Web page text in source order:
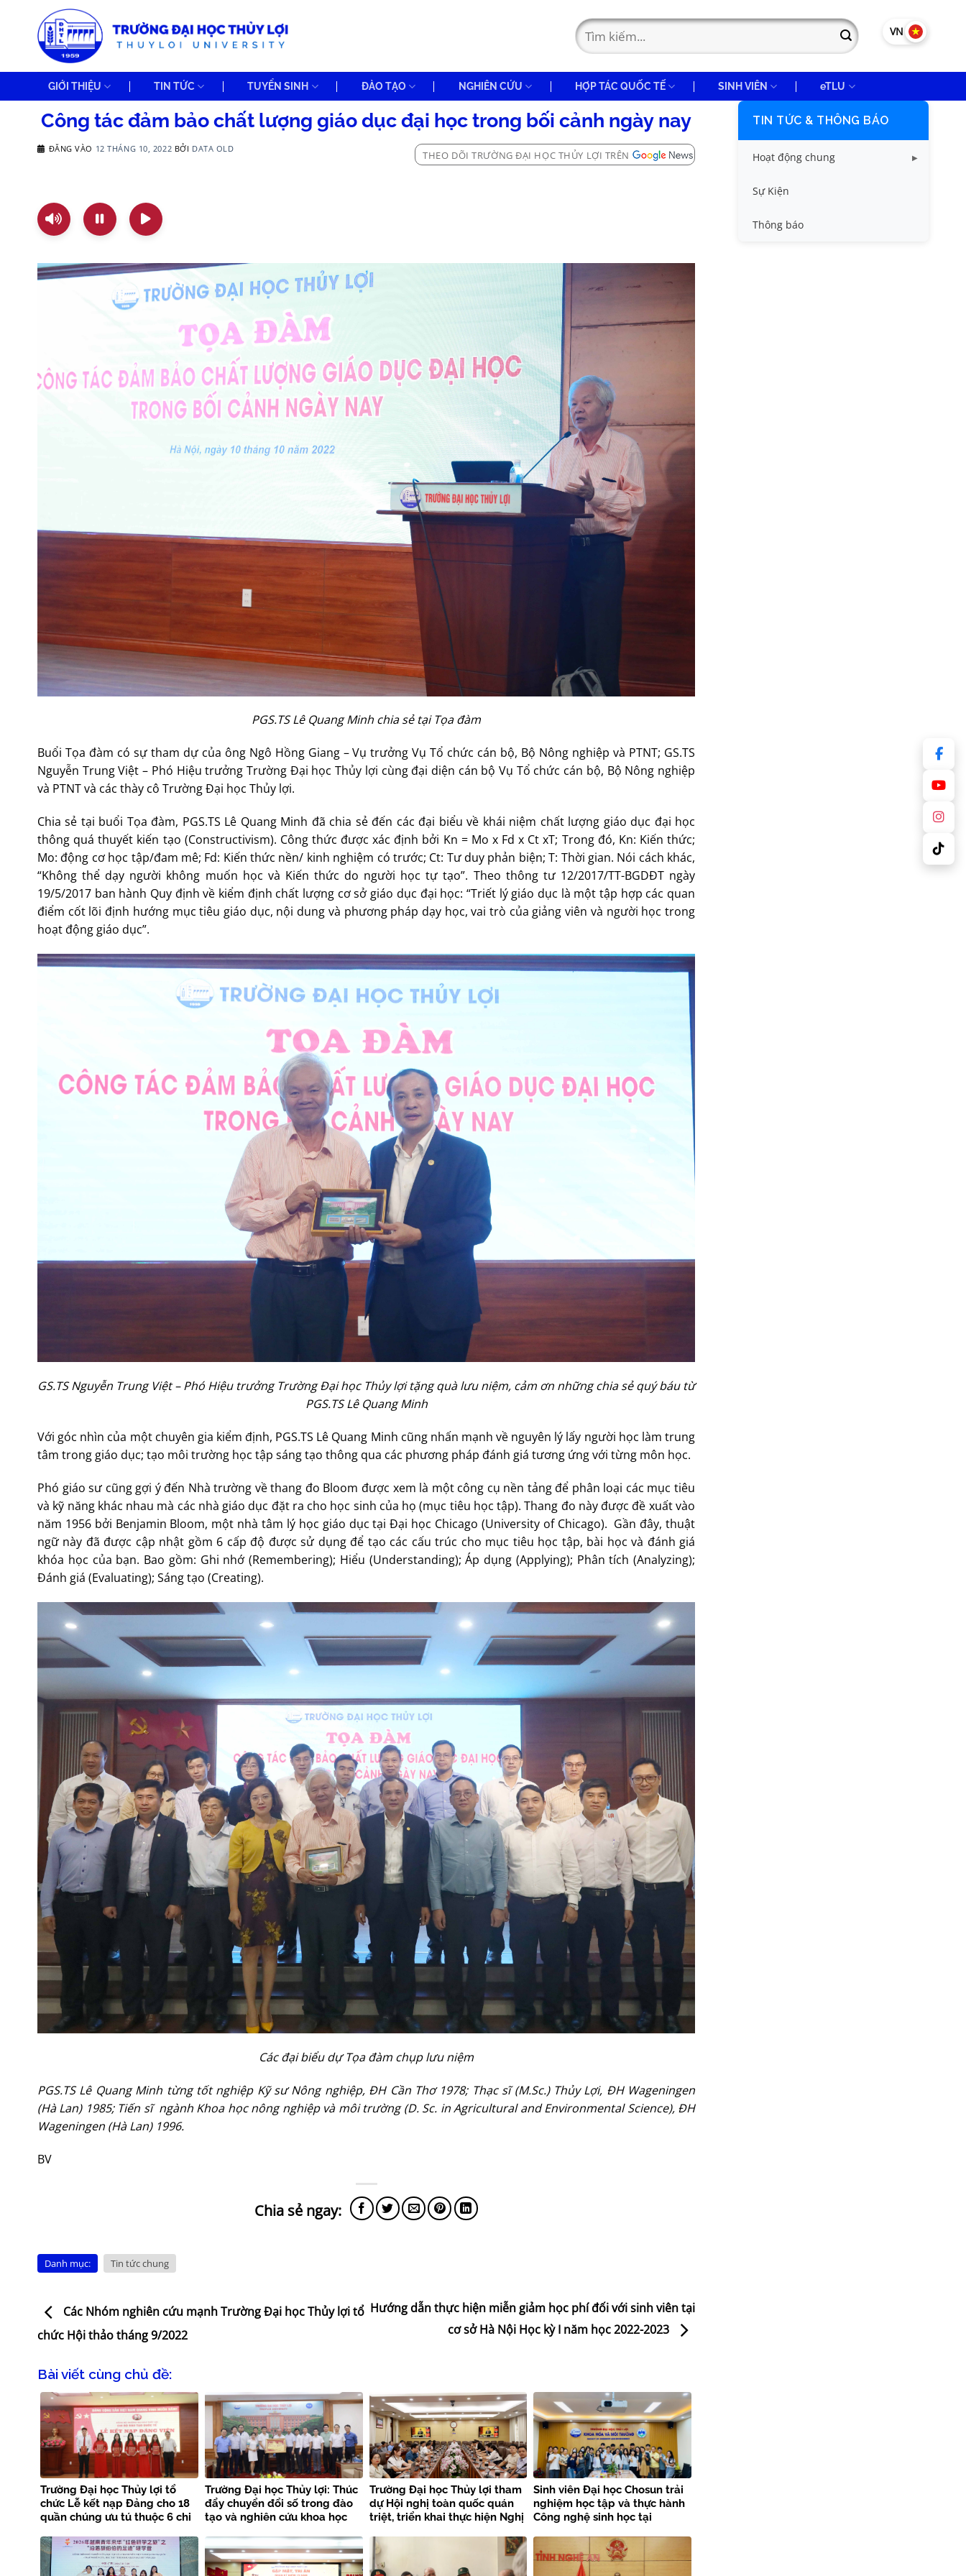
VN EN
GIỚI THIỆU TIN TỨC TUYỂN SINH ĐÀO TẠO NGHIÊN CỨU HỢP TÁC QUỐC TẾ SINH VIÊN eTLU
Công tác đảm bảo chất lượng giáo dục đại học trong bối cảnh ngày nay
ĐĂNG VÀO 12 THÁNG 10, 2022 BỞI DATA OLD
THEO DÕI TRƯỜNG ĐẠI HỌC THỦY LỢI TRÊN
PGS.TS Lê Quang Minh chia sẻ tại Tọa đàm
Buổi Tọa đàm có sự tham dự của ông Ngô Hồng Giang – Vụ trưởng Vụ Tổ chức cán bộ, Bộ Nông nghiệp và PTNT; GS.TS
Nguyễn Trung Việt – Phó Hiệu trưởng Trường Đại học Thủy lợi cùng đại diện cán bộ Vụ Tổ chức cán bộ, Bộ Nông nghiệp
và PTNT và các thày cô Trường Đại học Thủy lợi.
Chia sẻ tại buổi Tọa đàm, PGS.TS Lê Quang Minh đã chia sẻ đến các đại biểu về khái niệm chất lượng giáo dục đại học
thông quá thuyết kiến tạo (Constructivism). Công thức được xác định bởi Kn = Mo x Fd x Ct xT; Trong đó, Kn: Kiến thức;
Mo: động cơ học tập/đam mê; Fd: Kiến thức nền/ kinh nghiệm có trước; Ct: Tư duy phản biện; T: Thời gian. Nói cách khác,
“Không thể dạy người không muốn học và Kiến thức do người học tự tạo”. Theo thông tư 12/2017/TT-BGDĐT ngày
19/5/2017 ban hành Quy định về kiểm định chất lượng cơ sở giáo dục đại học: “Triết lý giáo dục là một tập hợp các quan
điểm cốt lõi định hướng mục tiêu giáo dục, nội dung và phương pháp dạy học, vai trò của giảng viên và người học trong
hoạt động giáo dục”.
GS.TS Nguyễn Trung Việt – Phó Hiệu trưởng Trường Đại học Thủy lợi tặng quà lưu niệm, cảm ơn những chia sẻ quý báu từ
PGS.TS Lê Quang Minh
Với góc nhìn của một chuyên gia kiểm định, PGS.TS Lê Quang Minh cũng nhấn mạnh về nguyên lý lấy người học làm trung
tâm trong giáo dục; tạo môi trường học tập sáng tạo thông qua các phương pháp đánh giá tương ứng với từng môn học.
Phó giáo sư cũng gợi ý đến Nhà trường về thang đo Bloom được xem là một công cụ nền tảng để phân loại các mục tiêu
và kỹ năng khác nhau mà các nhà giáo dục đặt ra cho học sinh của họ (mục tiêu học tập). Thang đo này được đề xuất vào
năm 1956 bởi Benjamin Bloom, một nhà tâm lý học giáo dục tại Đại học Chicago (University of Chicago). Gần đây, thuật
ngữ này đã được cập nhật gồm 6 cấp độ được sử dụng để tạo các cấu trúc cho mục tiêu học tập, bài học và đánh giá
khóa học của bạn. Bao gồm: Ghi nhớ (Remembering); Hiểu (Understanding); Áp dụng (Applying); Phân tích (Analyzing);
Đánh giá (Evaluating); Sáng tạo (Creating).
Các đại biểu dự Tọa đàm chụp lưu niệm
PGS.TS Lê Quang Minh từng tốt nghiệp Kỹ sư Nông nghiệp, ĐH Cần Thơ 1978; Thạc sĩ (M.Sc.) Thủy Lợi, ĐHWageningen
(Hà Lan) 1985; Tiến sĩ ngành Khoa họcnông nghiệp và môi trường (D. Sc. in Agricultural and Environmental Science), ĐH
Wageningen (Hà Lan) 1996.
BV
Danh mục: Tin tức chung
Các Nhóm nghiên cứu mạnh Trường Đại học Thủy lợi tổ
chức Hội thảo tháng 9/2022
Hướng dẫn thực hiện miễn giảm học phí đối với sinh viên tại
cơ sở Hà Nội Học kỳ I năm học 2022-2023
Bài viết cùng chủ đề:
Trường Đại học Thủy lợi tổ
chức Lễ kết nạp Đảng cho 18
quần chúng ưu tú thuộc 6 chi
Trường Đại học Thủy lợi: Thúc
đẩy chuyển đổi số trong đào
tạo và nghiên cứu khoa học
Trường Đại học Thủy lợi tham
dự Hội nghị toàn quốc quán
triệt, triển khai thực hiện Nghị
khóa XIV
Sinh viên Đại học Chosun trải
nghiệm học tập và thực hành
Công nghệ sinh học tại
TIN TỨC & THÔNG BÁO
Hoạt động chung
Tin công tác sinh viên
Tin đào tạo
Sự Kiện
Thông báo